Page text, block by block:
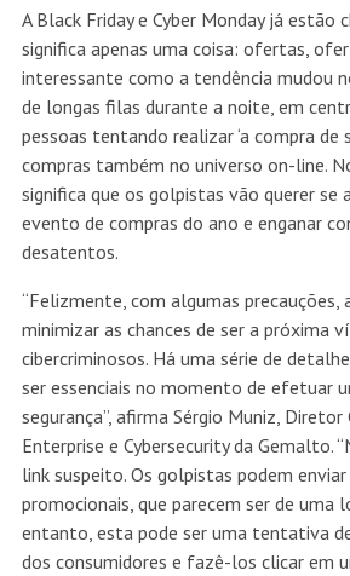
A Black Friday e Cyber Monday já estão
significa apenas uma coisa: ofertas,
interessante como a tendência mudou
de longas filas durante a noite, em
pessoas tentando realizar ‘a compra de
compras também no universo on-line.
significa que os golpistas vão querer se
evento de compras do ano e enganar
desatentos.
“Felizmente, com algumas precauções,
minimizar as chances de ser a próxima
cibercriminosos. Há uma série de
ser essenciais no momento de efetuar
segurança”, afirma Sérgio Muniz, Diretor
Enterprise e Cybersecurity da Gemalto.
link suspeito. Os golpistas podem
promocionais, que parecem ser de uma
entanto, esta pode ser uma tentativa
dos consumidores e fazê-los clicar em